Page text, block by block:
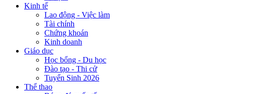
Kinh tế
Lao động - Việc làm
Tài chính
Chứng khoán
Kinh doanh
Giáo dục
Học bổng - Du học
Đào tạo - Thi cử
Tuyển Sinh 2026
Thể thao